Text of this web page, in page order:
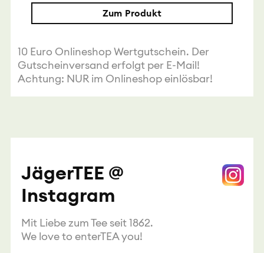
Zum Produkt
10 Euro Onlineshop Wertgutschein. Der
Gutscheinversand erfolgt per E-Mail!
Achtung: NUR im Onlineshop einlösbar!
JägerTEE @
Instagram
Mit Liebe zum Tee seit 1862.
We love to enterTEA you!